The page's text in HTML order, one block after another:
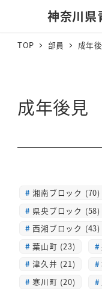
神奈川県
TOP 部員 成年
成年後見
湘南ブロック (70)
県央ブロック (58)
西湘ブロック (43)
葉山町 (23)
津久井 (21)
寒川町 (20)